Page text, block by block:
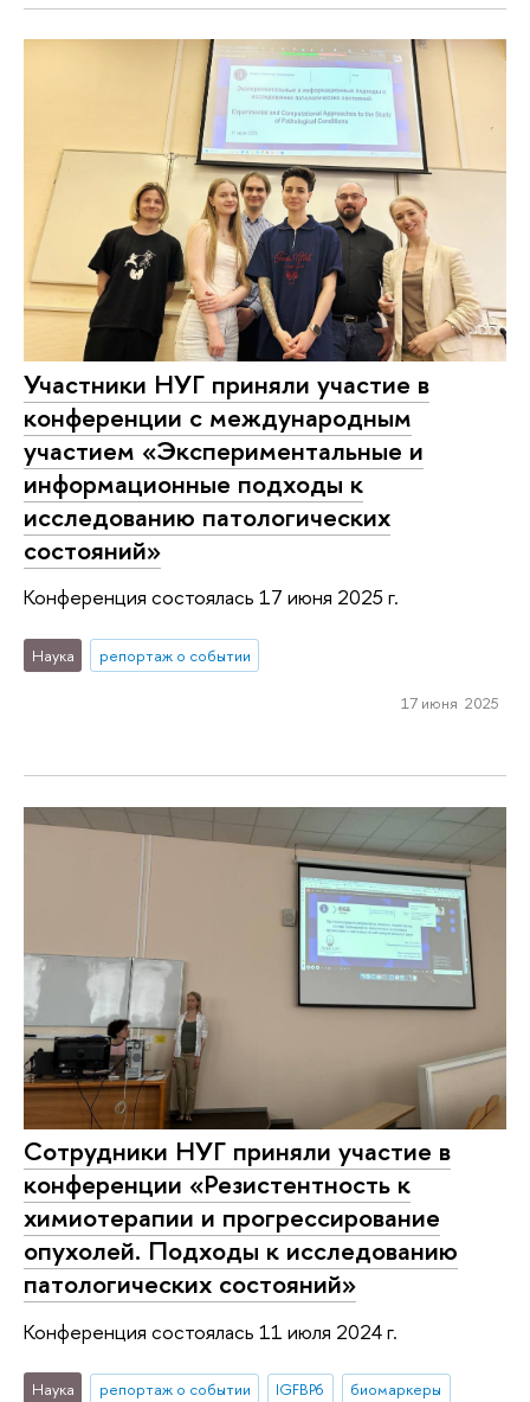
Участники НУГ приняли участие в
конференции с международным
участием «Экспериментальные и
информационные подходы к
исследованию патологических
состояний»
Конференция состоялась 17 июня 2025 г.
Наука репортаж о событии
17 июня 2025
Сотрудники НУГ приняли участие в
конференции «Резистентность к
химиотерапии и прогрессирование
опухолей. Подходы к исследованию
патологических состояний»
Конференция состоялась 11 июля 2024 г.
Наука репортаж о событии IGFBP6
биомаркеры